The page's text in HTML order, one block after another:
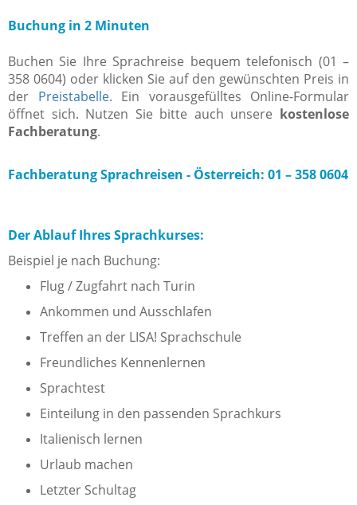
Buchung in 2 Minuten
Buchen Sie Ihre Sprachreise bequem telefonisch (01 –
358 0604) oder klicken Sie auf den gewünschten Preis in
der Preistabelle. Ein vorausgefülltes Online-Formular
öffnet sich. Nutzen Sie bitte auch unsere kostenlose
Fachberatung.
Fachberatung Sprachreisen - Österreich: 01 – 358 0604
Der Ablauf Ihres Sprachkurses:
Beispiel je nach Buchung:
Flug / Zugfahrt nach Turin
Ankommen und Ausschlafen
Treffen an der LISA! Sprachschule
Freundliches Kennenlernen
Sprachtest
Einteilung in den passenden Sprachkurs
Italienisch lernen
Urlaub machen
Letzter Schultag